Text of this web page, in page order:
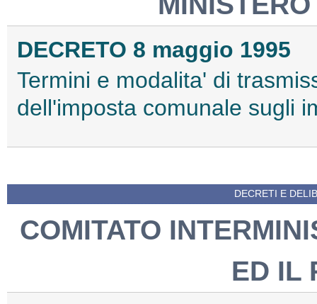
DECRETO 8 maggio 1995
Termini e modalita' di
dell'imposta comunale sugli
DECRETI E
COMITATO
ED IL